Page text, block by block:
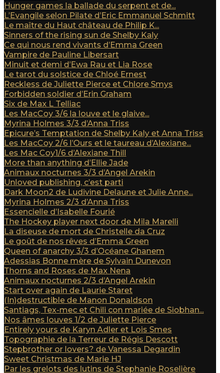
Hunger games la ballade du serpent et de...
L’Evangile selon Pilate d’Eric Emmanuel Schmitt
Le maître du Haut château de Philip K...
Sinners of the rising sun de Shelby Kaly
Ce qui nous rend vivants d’Emma Green
Vampire de Pauline Libersart
Minuit et demi d’Ewa Rau et Lia Rose
Le tarot du solstice de Chloé Ernest
Reckless de Juliette Pierce et Chlore Smys
Forbidden soldier d’Erin Graham
Six de Max L Telliac
Les MacCoy 3/6 la louve et le glaive...
Myrina Holmes 3/3 d’Anna Triss
Epicure’s Temptation de Shelby Kaly et Anna Triss
Les MacCoy 2/6 l’Ours et le taureau d’Alexiane...
Les Mac Coy1/6 d’Alexiane Thill
More than anything d’Ellie Jade
Animaux nocturnes 3/3 d’Angel Arekin
Unloved publishing, c’est parti
Dark Moon2 de Ludivine Delaune et Julie Anne...
Myrina Holmes 2/3 d’Anna Triss
Essencielle d’Isabelle Fourié
The Hockey player next door de Mila Marelli
La diseuse de mort de Christelle da Cruz
Le goût de nos rêves d’Emma Green
Queen of anarchy 3/3 d’Océane Ghanem
Adessias Bonne mère de Sylvain Dunevon
Thorns and Roses de Max Nena
Animaux nocturnes 2/3 d’Angel Arekin
Start over again de Laurie Staret
(In)destructible de Manon Donaldson
Santiags, Tex-mec et Chili con mariée de Siobhan...
Nos âmes louves 1/2 de Juliette Pierce
Entirely yours de Karyn Adler et Lois Smes
Topographie de la Terreur de Régis Descott
Stepbrother or lovers? de Vanessa Degardin
Sweet Christmas de Marie HJ
Par les grelots des lutins de Stephanie Roselière